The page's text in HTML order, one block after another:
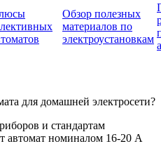
Обзор полезных
материалов по
электроустановкам
для домашней электросети?
и стандартам
автомат номиналом 16-20 А